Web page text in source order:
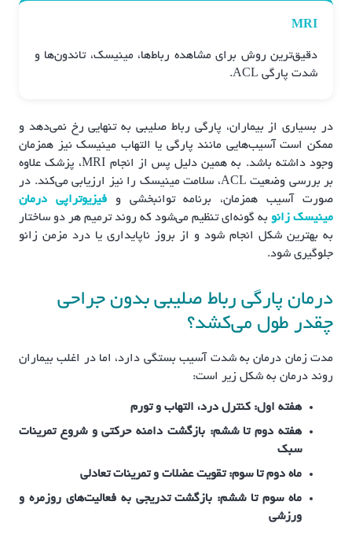
MRI
دقیق‌ترین روش برای مشاهده رباط‌ها، مینیسک، تاندون‌ها و
شدت پارگی ACL.
در بسیاری از بیماران، پارگی رباط صلیبی به تنهایی رخ نمی‌دهد و
ممکن است آسیب‌هایی مانند پارگی یا التهاب مینیسک نیز همزمان
وجود داشته باشد. به همین دلیل پس از انجام MRI، پزشک علاوه
بر بررسی وضعیت ACL، سلامت مینیسک را نیز ارزیابی می‌کند. در
صورت آسیب همزمان، برنامه توانبخشی وفیزیوتراپی درمان
مینیسک زانو به گونه‌ای تنظیم می‌شود که روند ترمیم هر دو ساختار
به بهترین شکل انجام شود و از بروز ناپایداری یا درد مزمن زانو
جلوگیری شود.
درمان پارگی رباط صلیبی بدون جراحی
چقدر طول می‌کشد؟
مدت زمان درمان به شدت آسیب بستگی دارد، اما در اغلب بیماران
روند درمان به شکل زیر است:
هفته اول: کنترل درد، التهاب و تورم
هفته دوم تا ششم: بازگشت دامنه حرکتی و شروع تمرینات
سبک
ماه دوم تا سوم: تقویت عضلات و تمرینات تعادلی
ماه سوم تا ششم: بازگشت تدریجی به فعالیت‌های روزمره و
ورزشی